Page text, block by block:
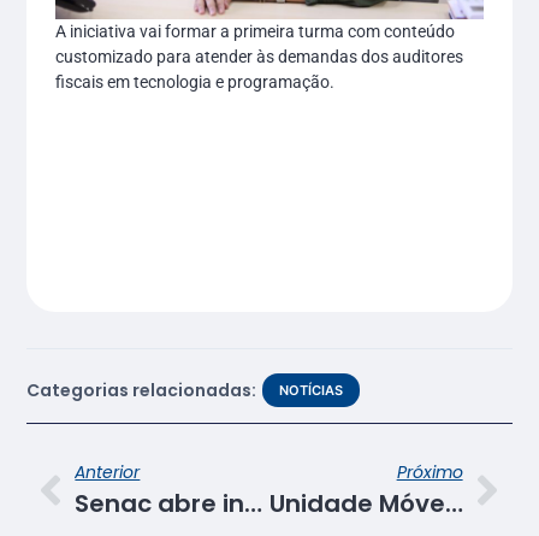
A iniciativa vai formar a primeira turma com conteúdo
customizado para atender às demandas dos auditores
fiscais em tecnologia e programação.
Categorias relacionadas: NOTÍCIAS
Anterior
Senac abre inscrições para cursos profissionalizantes na capital e interior
Próximo
Unidade Móvel do Senac vai levar cursos profissionalizantes gratuitos para Boquim